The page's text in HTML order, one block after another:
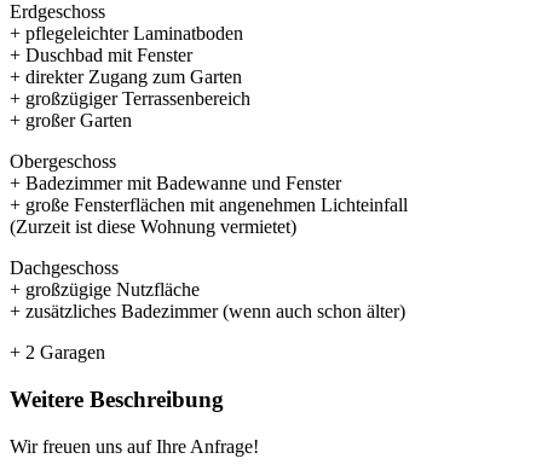
Erdgeschoss
+ pflegeleichter Laminatboden
+ Duschbad mit Fenster
+ direkter Zugang zum Garten
+ großzügiger Terrassenbereich
+ großer Garten
Obergeschoss
+ Badezimmer mit Badewanne und Fenster
+ große Fensterflächen mit angenehmen Lichteinfall
(Zurzeit ist diese Wohnung vermietet)
Dachgeschoss
+ großzügige Nutzfläche
+ zusätzliches Badezimmer (wenn auch schon älter)
+ 2 Garagen
Weitere Beschreibung
Wir freuen uns auf Ihre Anfrage!